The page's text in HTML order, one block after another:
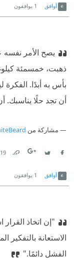
أوافق 1 يوافقون
يصح الأمر
ذهبت، خمسمئة
بأس به أبدًا.
أن تجد حلًا يناسبك.
مشاركة من
19‏/2‏/2021
أوافق 1 يوافقون
"إن اتخاذ القرار
الاستعانة
الفشل دائمًا."